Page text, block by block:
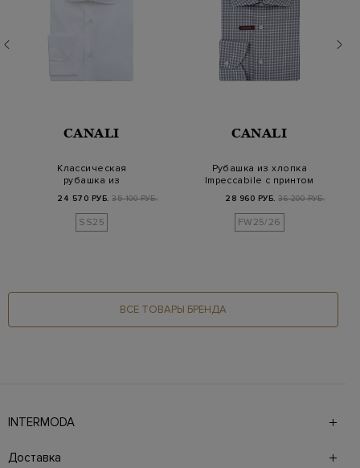
CANALI
Классическая
рубашка из
хлопкового поплина
24 570 РУБ. 35 100 РУБ.
SS25
CANALI
Рубашка из хлопка
Impeccabile с принтом
28 960 РУБ. 36 200 РУБ.
FW25/26
ВСЕ ТОВАРЫ БРЕНДА
INTERMODA
брендов на 4 этажах в самом центре города. На сайте
также презентованы новинки с последних показов и
Доставка